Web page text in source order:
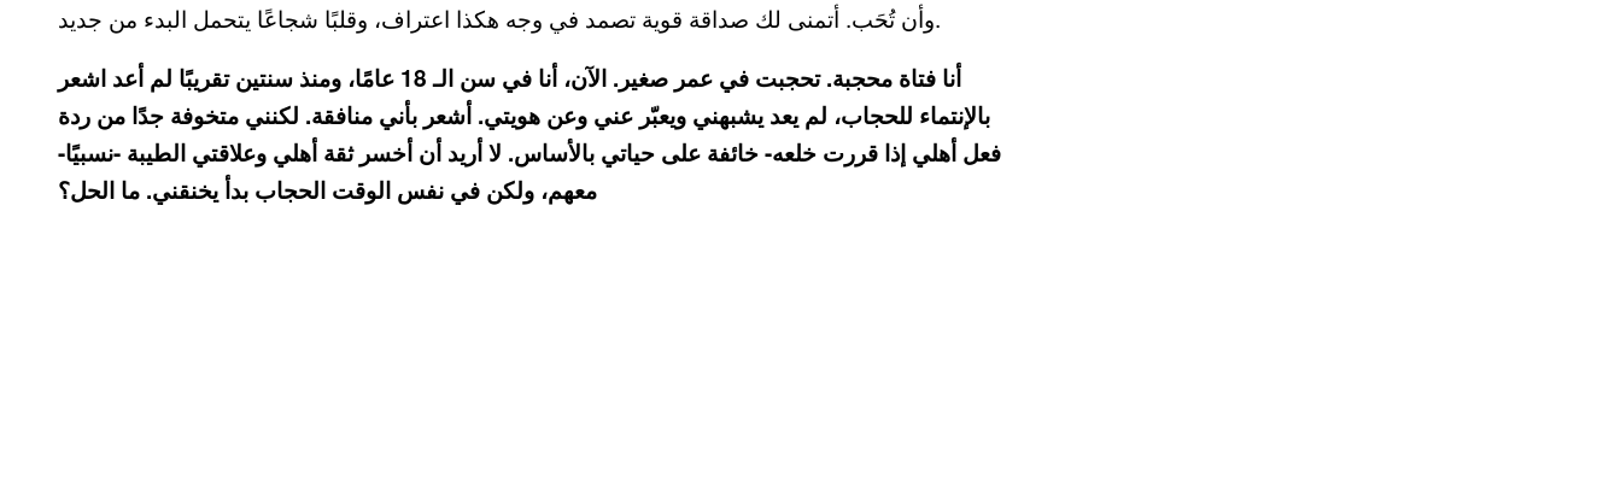
وأن تُحَب. أتمنى لك صداقة قوية تصمد في وجه هكذا اعتراف، وقلبًا شجاعًا يتحمل البدء من جديد.
أنا فتاة محجبة. تحجبت في عمر صغير. الآن، أنا في سن الـ 18 عامًا، ومنذ سنتين تقريبًا لم أعد اشعر
بالإنتماء للحجاب، لم يعد يشبهني ويعبّر عني وعن هويتي. أشعر بأني منافقة. لكنني متخوفة جدًا من ردة
فعل أهلي إذا قررت خلعه- خائفة على حياتي بالأساس. لا أريد أن أخسر ثقة أهلي وعلاقتي الطيبة -نسبيًا-
معهم، ولكن في نفس الوقت الحجاب بدأ يخنقني. ما الحل؟